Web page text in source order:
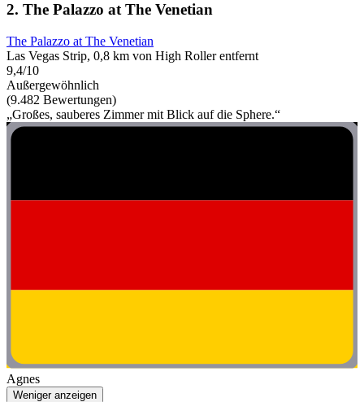
2. The Palazzo at The Venetian
The Palazzo at The Venetian
Las Vegas Strip, 0,8 km von High Roller entfernt
9,4/10
Außergewöhnlich
(9.482 Bewertungen)
„Großes, sauberes Zimmer mit Blick auf die Sphere.“
Agnes
Weniger anzeigen